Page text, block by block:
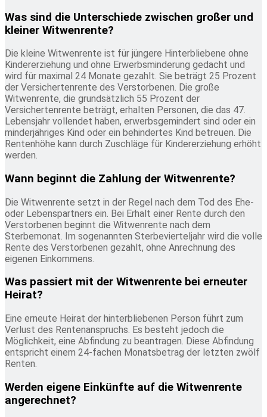
Was sind die Unterschiede zwischen großer und
kleiner Witwenrente?
Die kleine Witwenrente ist für jüngere Hinterbliebene ohne
Kindererziehung und ohne Erwerbsminderung gedacht und
wird für maximal 24 Monate gezahlt. Sie beträgt 25 Prozent
der Versichertenrente des Verstorbenen. Die große
Witwenrente, die grundsätzlich 55 Prozent der
Versichertenrente beträgt, erhalten Personen, die das 47.
Lebensjahr vollendet haben, erwerbsgemindert sind oder ein
minderjähriges Kind oder ein behindertes Kind betreuen. Die
Rentenhöhe kann durch Zuschläge für Kindererziehung erhöht
werden.
Wann beginnt die Zahlung der Witwenrente?
Die Witwenrente setzt in der Regel nach dem Tod des Ehe-
oder Lebenspartners ein. Bei Erhalt einer Rente durch den
Verstorbenen beginnt die Witwenrente nach dem
Sterbemonat. Im sogenannten Sterbevierteljahr wird die volle
Rente des Verstorbenen gezahlt, ohne Anrechnung des
eigenen Einkommens.
Was passiert mit der Witwenrente bei erneuter
Heirat?
Eine erneute Heirat der hinterbliebenen Person führt zum
Verlust des Rentenanspruchs. Es besteht jedoch die
Möglichkeit, eine Abfindung zu beantragen. Diese Abfindung
entspricht einem 24-fachen Monatsbetrag der letzten zwölf
Renten.
Werden eigene Einkünfte auf die Witwenrente
angerechnet?